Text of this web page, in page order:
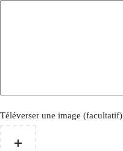
Téléverser une image (facultatif)